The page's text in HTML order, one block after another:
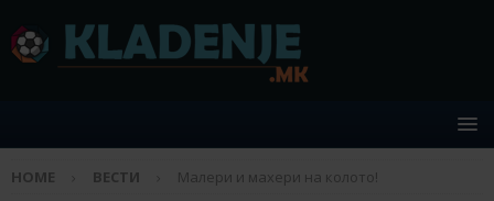
HOME ВЕСТИ Малери и махери на колото!